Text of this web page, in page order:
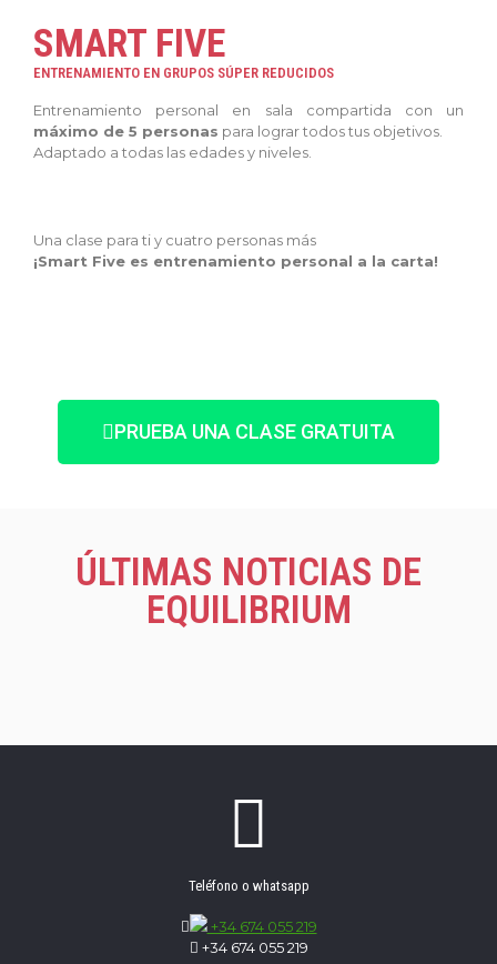
SMART FIVE
ENTRENAMIENTO EN GRUPOS SÚPER REDUCIDOS
Entrenamiento personal en sala compartida con un
máximo de 5 personas para lograr todos tus objetivos.
Adaptado a todas las edades y niveles.
Una clase para ti y cuatro personas más
¡Smart Five es entrenamiento personal a la carta!
PRUEBA UNA CLASE GRATUITA
ÚLTIMAS NOTICIAS DE
EQUILIBRIUM
Teléfono o whatsapp
+34 674 055 219
+34 674 055 219